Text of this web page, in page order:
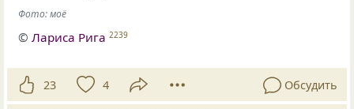
Фото: моё
©Лариса Рига 2239
23 4 Обсудить